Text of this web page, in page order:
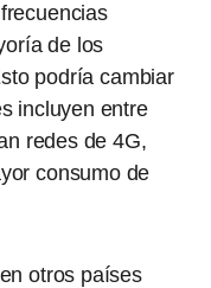
de los
podría cambiar
incluyen entre
redes de 4G,
consumo de
otros países